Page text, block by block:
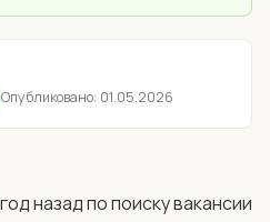
Опубликовано: 01.05.2026